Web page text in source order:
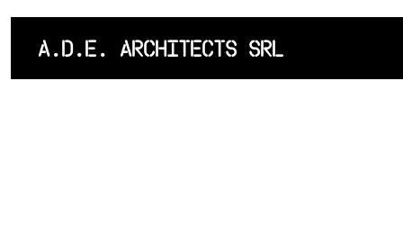
LISTE DES
ARCHITECTES
A.D.E. ARCHITECTS SRL